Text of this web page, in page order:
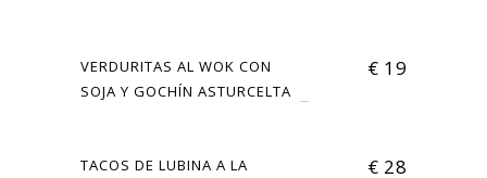
VERDURITAS AL WOK CON
SOJA Y GOCHÍN ASTURCELTA
€ 19
TACOS DE LUBINA A LA
€ 28